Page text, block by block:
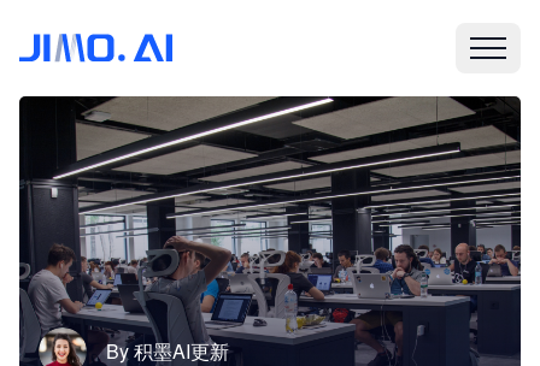
By积墨AI更新